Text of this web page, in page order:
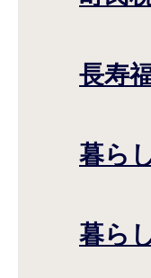
長寿
暮ら
暮ら